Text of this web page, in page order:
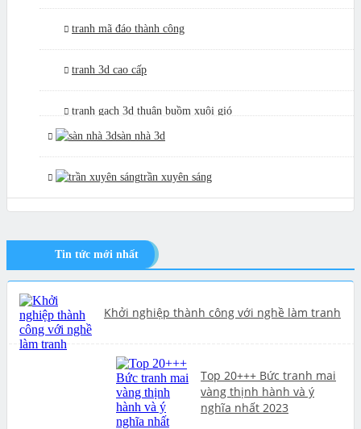
tranh mã đáo thành công
tranh 3d cao cấp
tranh gạch 3d thuận buồm xuôi gió
sàn nhà 3d
trần xuyên sáng
Tin tức mới nhất
Khởi nghiệp thành công với nghề làm tranh
Top 20+++ Bức tranh mai
vàng thịnh hành và ý
nghĩa nhất 2023